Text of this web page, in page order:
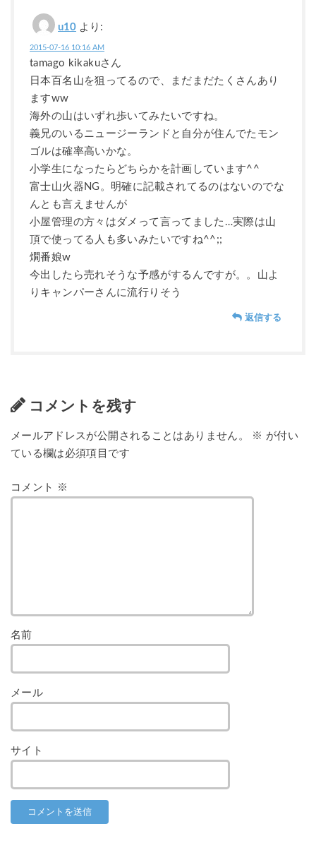
u10 より:
2015-07-16 10:16 AM
tamago kikakuさん
日本百名山を狙ってるので、まだまだたくさんあり
ますww
海外の山はいずれ歩いてみたいですね。
義兄のいるニュージーランドと自分が住んでたモン
ゴルは確率高いかな。
小学生になったらどちらかを計画しています^^
富士山火器NG。明確に記載されてるのはないのでな
んとも言えませんが
小屋管理の方々はダメって言ってました…実際は山
頂で使ってる人も多いみたいですね^^;;
燗番娘w
今出したら売れそうな予感がするんですが。。山よ
りキャンパーさんに流行りそう
返信する
コメントを残す
メールアドレスが公開されることはありません。 ※ が付い
ている欄は必須項目です
コメント ※
名前
メール
サイト